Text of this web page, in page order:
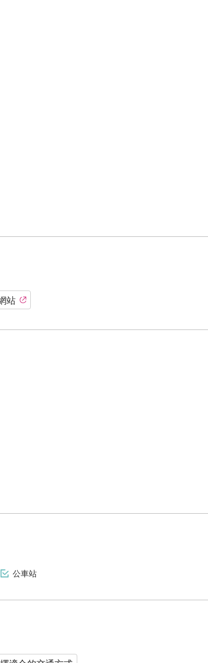
站
公車站